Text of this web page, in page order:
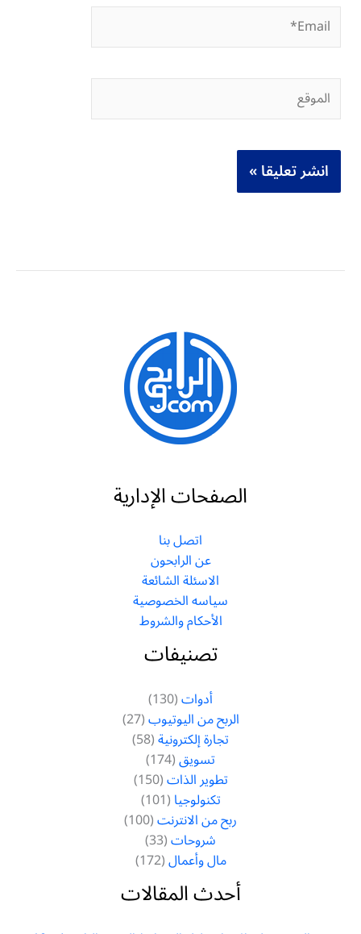
Email*
الموقع
الصفحات الإدارية
اتصل بنا
عن الرابحون
الاسئلة الشائعة
سياسه الخصوصية
الأحكام والشروط
تصنيفات
أدوات(130)
الربح من اليوتيوب(27)
تجارة إلكترونية(58)
تسويق(174)
تطوير الذات(150)
تكنولوجيا(101)
ربح من الانترنت(100)
شروحات(33)
مال وأعمال(172)
أحدث المقالات